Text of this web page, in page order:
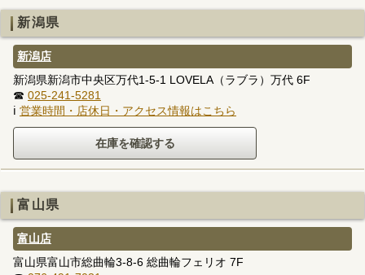
新潟県
新潟店
新潟県新潟市中央区万代1-5-1 LOVELA（ラブラ）万代 6F
☎ 025-241-5281
ℹ 営業時間・店休日・アクセス情報はこちら
富山県
富山店
富山県富山市総曲輪3-8-6 総曲輪フェリオ 7F